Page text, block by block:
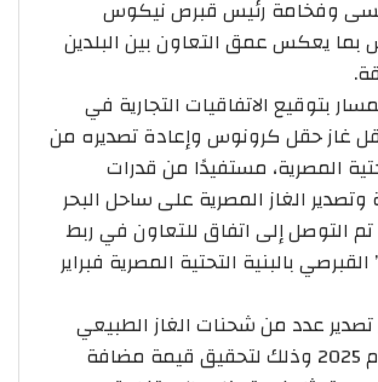
وفخامة رئيس قبرص نيكوس
بما يعكس عمق التعاون بين البلدين
بتوقيع الاتفاقيات التجارية في
2025 لنقل غاز حقل كرونوس وإعادة تصديره من
المصرية، مستفيدًا من قدرات
الغاز المصرية على ساحل البحر
التوصل إلى اتفاق للتعاون في ربط
بالبنية التحتية المصرية فبراير
عدد من شحنات الغاز الطبيعي
المسال في عام 2025 وذلك لتحقيق قيمة مضافة